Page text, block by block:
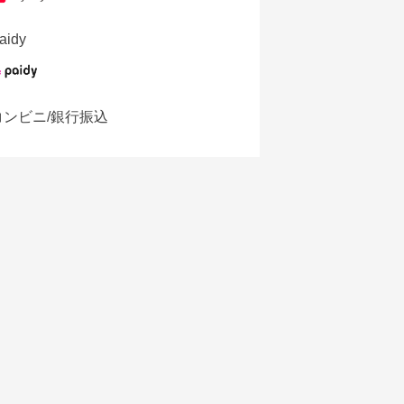
ンビニ/銀行振込